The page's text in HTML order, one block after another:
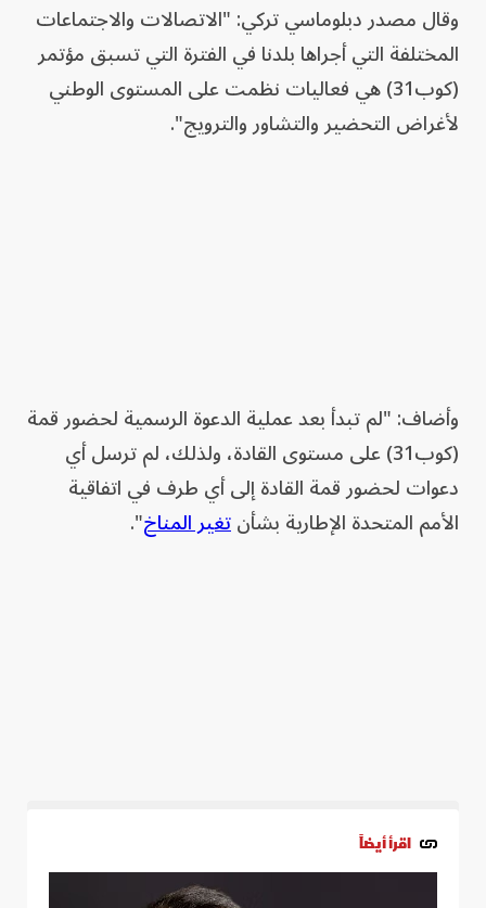
وقال مصدر دبلوماسي تركي: "الاتصالات والاجتماعات
المختلفة التي أجراها بلدنا ⁠في الفترة التي تسبق مؤتمر
(كوب31) هي فعاليات نظمت على المستوى ​الوطني
لأغراض ​التحضير والتشاور والترويج".
وأضاف: "لم تبدأ بعد عملية الدعوة الرسمية لحضور قمة
(كوب31) على مستوى القادة، ولذلك، لم ترسل ‌أي
دعوات لحضور قمة القادة إلى أي طرف في اتفاقية ​
الأمم المتحدة الإطارية بشأنتغير المناخ".
اقرأ أيضاً